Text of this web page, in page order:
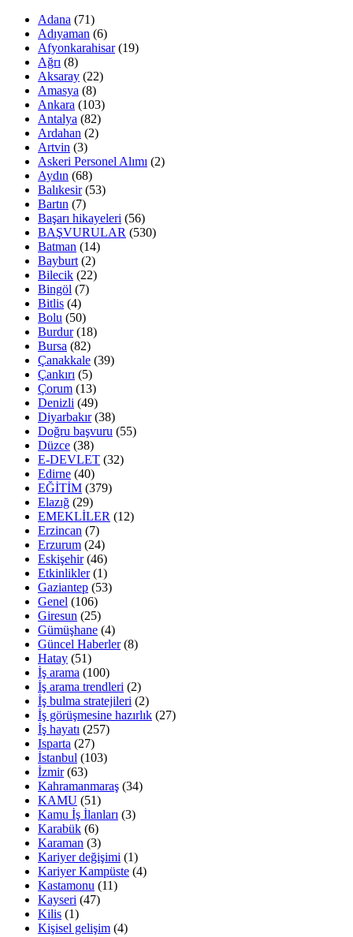
Adana (71)
Adıyaman (6)
Afyonkarahisar(19)
Ağrı (8)
Aksaray (22)
Amasya (8)
Ankara (103)
Antalya (82)
Ardahan (2)
Artvin (3)
Askeri Personel Alımı (2)
Aydın (68)
Balıkesir(53)
Bartın (7)
Başarı hikayeleri (56)
BAŞVURULAR (530)
Batman (14)
Bayburt (2)
Bilecik (22)
Bingöl (7)
Bitlis (4)
Bolu (50)
Burdur(18)
Bursa (82)
Çanakkale (39)
Çankırı (5)
Çorum (13)
Denizli (49)
Diyarbakır(38)
Doğru başvuru (55)
Düzce (38)
E-DEVLET (32)
Edirne (40)
EĞİTİM (379)
Elazığ (29)
EMEKLİLER (12)
Erzincan (7)
Erzurum (24)
Eskişehir(46)
Etkinlikler(1)
Gaziantep (53)
Genel (106)
Giresun (25)
Gümüşhane (4)
Güncel Haberler(8)
Hatay (51)
İş arama (100)
İş arama trendleri (2)
İş bulma stratejileri (2)
İş görüşmesine hazırlık (27)
İş hayatı (257)
Isparta (27)
İstanbul (103)
İzmir(63)
Kahramanmaraş (34)
KAMU (51)
Kamu İş İlanları (3)
Karabük (6)
Karaman (3)
Kariyer değişimi (1)
Kariyer Kampüste (4)
Kastamonu (11)
Kayseri (47)
Kilis (1)
Kişisel gelişim (4)